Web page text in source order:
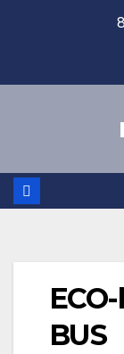
BUS